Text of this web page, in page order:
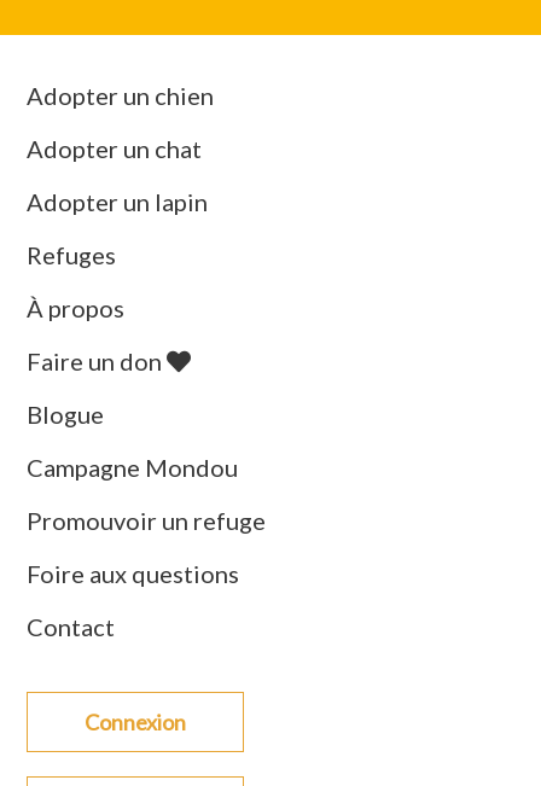
Adopter un chien
Adopter un chat
Adopter un lapin
Refuges
À propos
Faire un don
Blogue
Campagne Mondou
Promouvoir un refuge
Foire aux questions
Contact
Connexion